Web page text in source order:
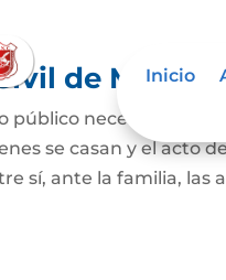
Inicio
de
público necesario para
se casan y el acto
sí, ante la familia, las